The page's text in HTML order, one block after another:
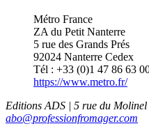
Métro France
ZA du Petit Nanterre
5 rue des Grands Prés
92024 Nanterre Cedex
Tél : +33 (0)1 47 86 63
https://www.metro.fr/
Editions ADS | 5 rue du
abo@professionfromager.com